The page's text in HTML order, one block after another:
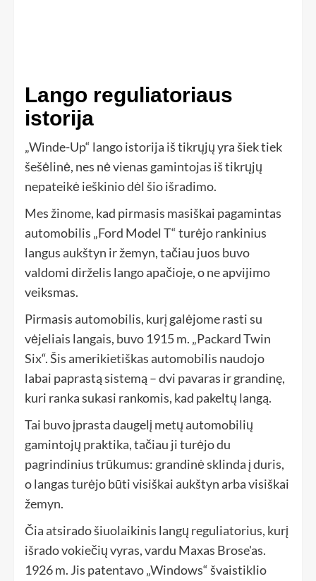
Lango reguliatoriaus
istorija
„Winde-Up“ lango istorija iš tikrųjų yra šiek tiek
šešėlinė, nes nė vienas gamintojas iš tikrųjų
nepateikė ieškinio dėl šio išradimo.
Mes žinome, kad pirmasis masiškai pagamintas
automobilis „Ford Model T“ turėjo rankinius
langus aukštyn ir žemyn, tačiau juos buvo
valdomi dirželis lango apačioje, o ne apvijimo
veiksmas.
Pirmasis automobilis, kurį galėjome rasti su
vėjeliais langais, buvo 1915 m. „Packard Twin
Six“. Šis amerikietiškas automobilis naudojo
labai paprastą sistemą – dvi pavaras ir grandinę,
kuri ranka sukasi rankomis, kad pakeltų langą.
Tai buvo įprasta daugelį metų automobilių
gamintojų praktika, tačiau ji turėjo du
pagrindinius trūkumus: grandinė sklinda į duris,
o langas turėjo būti visiškai aukštyn arba visiškai
žemyn.
Čia atsirado šiuolaikinis langų reguliatorius, kurį
išrado vokiečių vyras, vardu Maxas Brose'as.
1926 m. Jis patentavo „Windows“ švaistiklio